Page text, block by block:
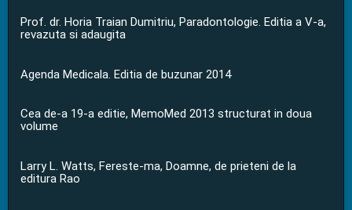
Prof. dr. Horia Traian Dumitriu, Paradontologie. Editia a V-a,
revazuta si adaugita
Agenda Medicala. Editia de buzunar 2014
Cea de-a 19-a editie, MemoMed 2013 structurat in doua
volume
Larry L. Watts, Fereste-ma, Doamne, de prieteni de la
editura Rao